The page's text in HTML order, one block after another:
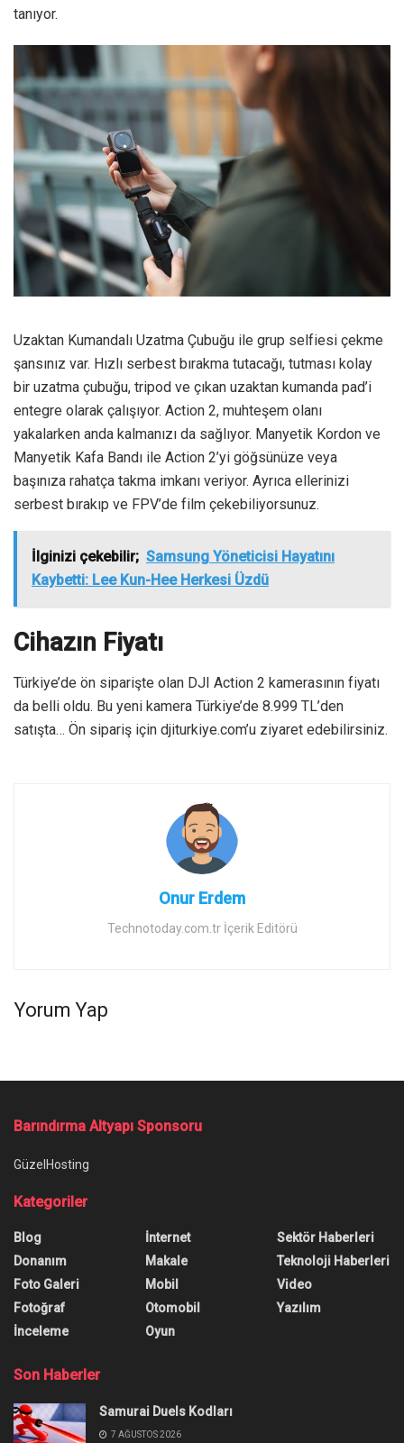
tanıyor.
Uzaktan Kumandalı Uzatma Çubuğu ile grup selfiesi çekme
şansınız var. Hızlı serbest bırakma tutacağı, tutması kolay
bir uzatma çubuğu, tripod ve çıkan uzaktan kumanda pad’i
entegre olarak çalışıyor. Action 2, muhteşem olanı
yakalarken anda kalmanızı da sağlıyor. Manyetik Kordon ve
Manyetik Kafa Bandı ile Action 2’yi göğsünüze veya
başınıza rahatça takma imkanı veriyor. Ayrıca ellerinizi
serbest bırakıp ve FPV’de film çekebiliyorsunuz.
İlginizi çekebilir; Samsung Yöneticisi Hayatını
Kaybetti: Lee Kun-Hee Herkesi Üzdü
Cihazın Fiyatı
Türkiye’de ön siparişte olan DJI Action 2 kamerasının fiyatı
da belli oldu. Bu yeni kamera Türkiye’de 8.999 TL’den
satışta… Ön sipariş için djiturkiye.com’u ziyaret edebilirsiniz.
Onur Erdem
Technotoday.com.tr İçerik Editörü
Yorum Yap
Barındırma Altyapı Sponsoru
GüzelHosting
Kategoriler
Blog
Donanım
Foto Galeri
Fotoğraf
İnceleme
İnternet
Makale
Mobil
Otomobil
Oyun
Sektör Haberleri
Teknoloji Haberleri
Video
Yazılım
Son Haberler
Samurai Duels Kodları
7 AĞUSTOS 2026